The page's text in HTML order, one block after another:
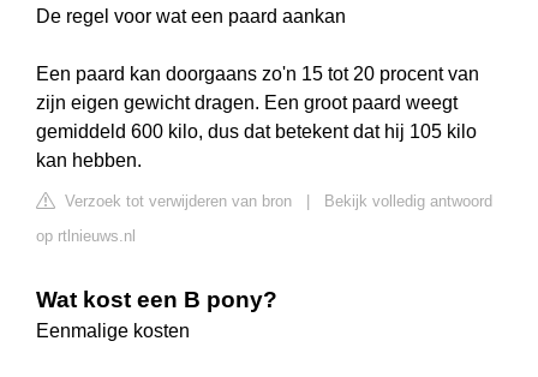
De regel voor wat een paard aankan
Een paard kan doorgaans zo'n 15 tot 20 procent van
zijn eigen gewicht dragen. Een groot paard weegt
gemiddeld 600 kilo, dus dat betekent dat hij 105 kilo
kan hebben.
Verzoek tot verwijderen van bron
Bekijk volledig antwoord
op rtlnieuws.nl
Wat kost een B pony?
Eenmalige kosten